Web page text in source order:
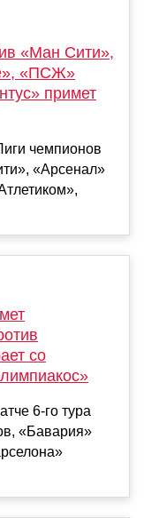
«Ман Сити»,
«ПСЖ»
примет
чемпионов
«Арсенал»
со
6-го тура
«Бавария»